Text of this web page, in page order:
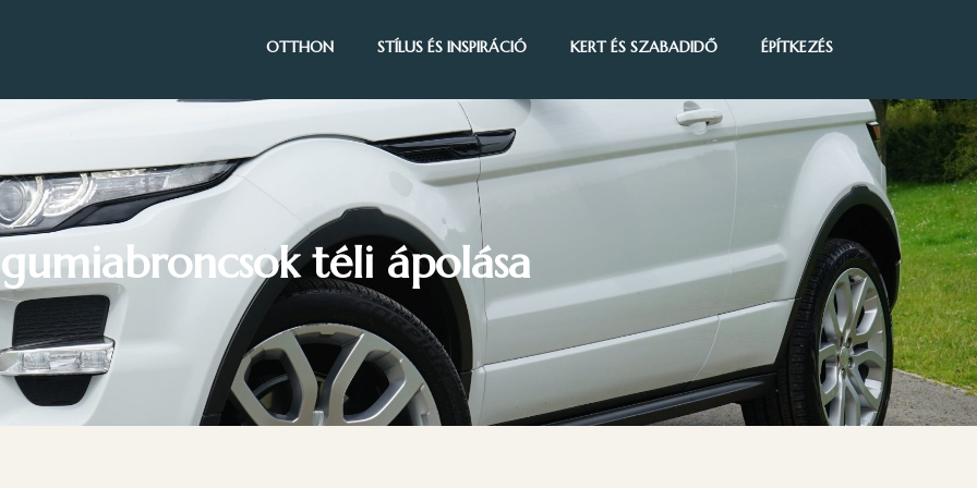
OTTHON STÍLUS ÉS INSPIRÁCIÓ KERT ÉS SZABADIDŐ ÉPÍTKEZÉS
téli ápolása